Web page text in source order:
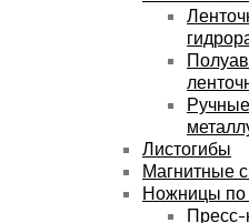
Листогибы
Магнитные
Ножницы по